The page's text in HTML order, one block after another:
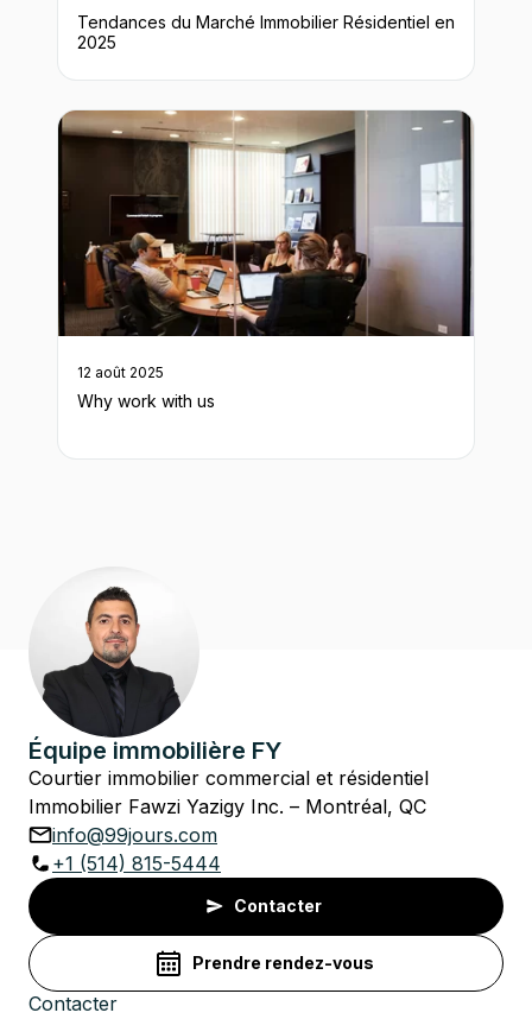
Tendances du Marché Immobilier Résidentiel en
2025
12 août 2025
Why work with us
Équipe immobilière FY
Courtier immobilier commercial et résidentiel
Immobilier Fawzi Yazigy Inc. – Montréal, QC
info@99jours.com
+1 (514) 815-5444
Contacter
Prendre rendez-vous
Contacter